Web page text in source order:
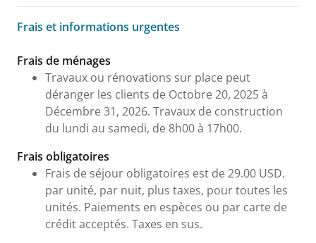
Frais et informations urgentes
Frais et informations urgentes
Frais de ménages
Travaux ou rénovations sur place peut
déranger les clients de Octobre 20, 2025 à
Décembre 31, 2026. Travaux de construction
du lundi au samedi, de 8h00 à 17h00.
Frais obligatoires
Frais de séjour obligatoires est de 29.00 USD.
par unité, par nuit, plus taxes, pour toutes les
unités. Paiements en espèces ou par carte de
crédit acceptés. Taxes en sus.